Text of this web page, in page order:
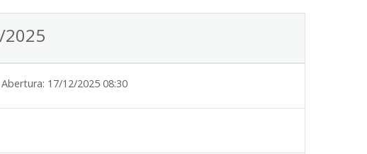
2025
Abertura: 17/12/2025 08:30